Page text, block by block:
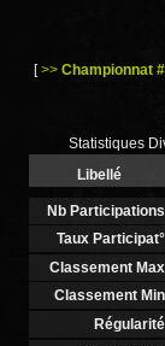
[>> Championnat
Statistiques
Libellé
Nb Participations
Taux Participat°
Classement Max
Classement Min
Régularité